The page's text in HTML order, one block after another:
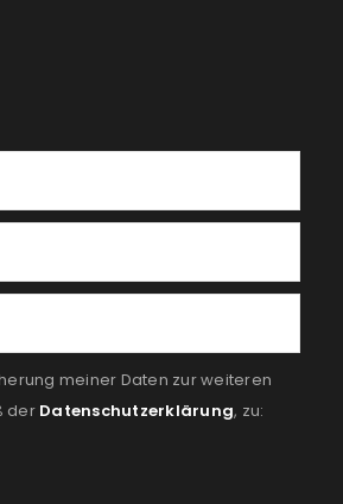
meiner Daten zur weiteren
der Datenschutzerklärung, zu: